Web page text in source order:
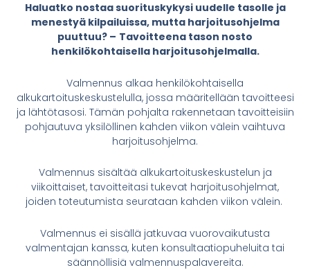
Haluatko nostaa suorituskykysi uudelle tasolle ja
menestyä kilpailuissa, mutta harjoitusohjelma
puuttuu? – Tavoitteena tason nosto
henkilökohtaisella harjoitusohjelmalla.
Valmennus alkaa henkilökohtaisella
alkukartoituskeskustelulla, jossa määritellään tavoitteesi
ja lähtötasosi. Tämän pohjalta rakennetaan tavoitteisiin
pohjautuva yksilöllinen kahden viikon välein vaihtuva
harjoitusohjelma.
Valmennus sisältää alkukartoituskeskustelun ja
viikoittaiset, tavoitteitasi tukevat harjoitusohjelmat,
joiden toteutumista seurataan kahden viikon välein.
Valmennus ei sisällä jatkuvaa vuorovaikutusta
valmentajan kanssa, kuten konsultaatiopuheluita tai
säännöllisiä valmennuspalavereita.